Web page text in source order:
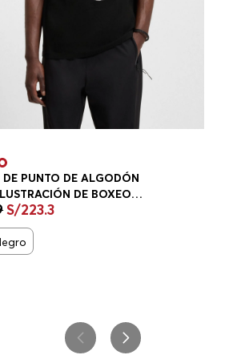
PUNTO DE ALGODÓN
DE BOXEO
REGULAR FIT HOMBRE
S/223.3